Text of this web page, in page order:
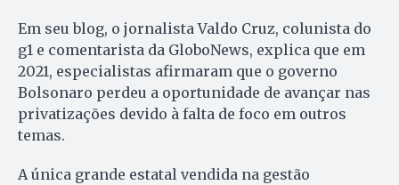
Em seu blog, o jornalista Valdo Cruz, colunista do
g1 e comentarista da GloboNews, explica que em
2021, especialistas afirmaram que o governo
Bolsonaro perdeu a oportunidade de avançar nas
privatizações devido à falta de foco em outros
temas.
A única grande estatal vendida na gestão